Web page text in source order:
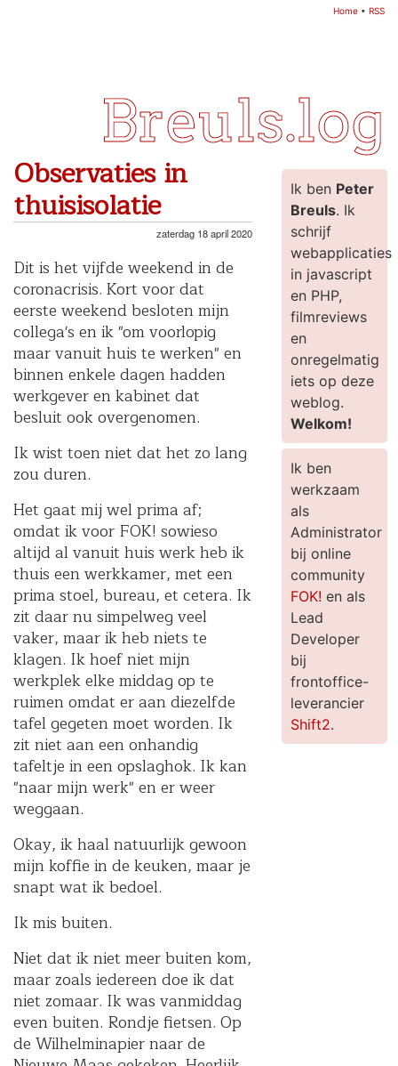
Home • RSS
Breuls.log
Observaties in
thuisisolatie
zaterdag 18 april 2020
Dit is het vijfde weekend in de
coronacrisis. Kort voor dat
eerste weekend besloten mijn
collega's en ik "om voorlopig
maar vanuit huis te werken" en
binnen enkele dagen hadden
werkgever en kabinet dat
besluit ook overgenomen.
Ik wist toen niet dat het zo lang
zou duren.
Het gaat mij wel prima af;
omdat ik voor FOK! sowieso
altijd al vanuit huis werk heb ik
thuis een werkkamer, met een
prima stoel, bureau, et cetera. Ik
zit daar nu simpelweg veel
vaker, maar ik heb niets te
klagen. Ik hoef niet mijn
werkplek elke middag op te
ruimen omdat er aan diezelfde
tafel gegeten moet worden. Ik
zit niet aan een onhandig
tafeltje in een opslaghok. Ik kan
"naar mijn werk" en er weer
weggaan.
Okay, ik haal natuurlijk gewoon
mijn koffie in de keuken, maar je
snapt wat ik bedoel.
Ik mis buiten.
Niet dat ik niet meer buiten kom,
maar zoals iedereen doe ik dat
niet zomaar. Ik was vanmiddag
even buiten. Rondje fietsen. Op
de Wilhelminapier naar de
Ik ben Peter
Breuls. Ik
schrijf
webapplicaties
in javascript
en PHP,
filmreviews
en
onregelmatig
iets op deze
weblog.
Welkom!
Ik ben
werkzaam
als
Administrator
bij online
community
FOK! en als
Lead
Developer
bij
frontoffice-
leverancier
Shift2.